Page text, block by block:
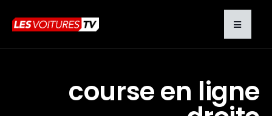
course en ligne